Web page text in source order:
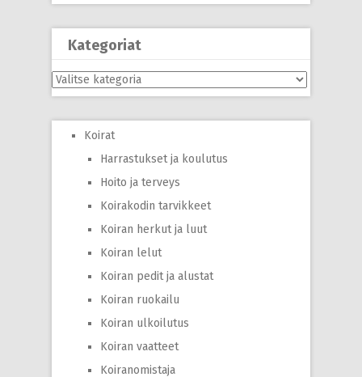
Kategoriat
Kategoriat
Koirat
Harrastukset ja koulutus
Hoito ja terveys
Koirakodin tarvikkeet
Koiran herkut ja luut
Koiran lelut
Koiran pedit ja alustat
Koiran ruokailu
Koiran ulkoilutus
Koiran vaatteet
Koiranomistaja